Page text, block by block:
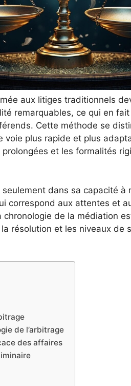
aux litiges traditionnels
remarquables, ce qui en
Cette méthode se
voie plus rapide et plus
et les formalités
seulement dans sa capacité
correspond aux attentes et
de la médiation
résolution et les niveaux de
de l’arbitrage
des affaires